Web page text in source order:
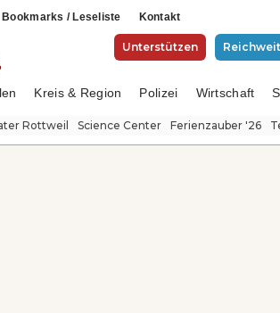
Bookmarks / Leseliste Kontakt
Unterstützen
Kreis & Region Polizei Wirtschaft
Rottweil Science Center Ferienzauber '26